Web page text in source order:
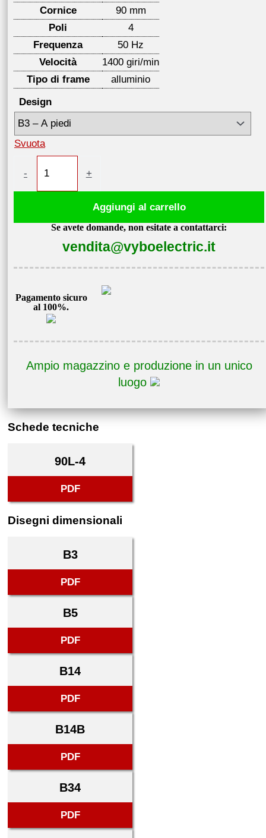
Cornice
90 mm
Poli
4
Frequenza
50 Hz
Velocità
1400 giri/min
Tipo di frame
alluminio
Design
Svuota
-
elettrico
quantità
+
Aggiungi al carrello
Se avete domande, non esitate a contattarci:
vendita@vyboelectric.it
Pagamento sicuro
al 100%.
Ampio magazzino e produzione in un unico
luogo
Schede tecniche
90L-4
PDF
Disegni dimensionali
B3
PDF
B5
PDF
B14
PDF
B14B
PDF
B34
PDF